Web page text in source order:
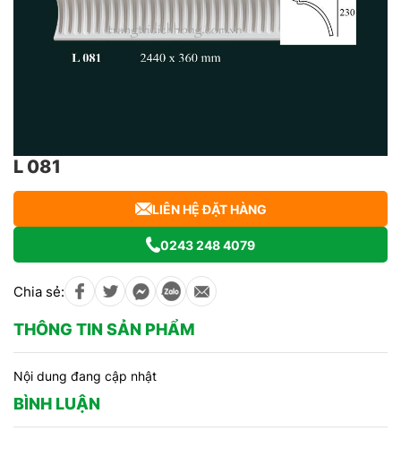
L 081
LIÊN HỆ ĐẶT HÀNG
0243 248 4079
Chia sẻ:
THÔNG TIN SẢN PHẨM
Nội dung đang cập nhật
BÌNH LUẬN